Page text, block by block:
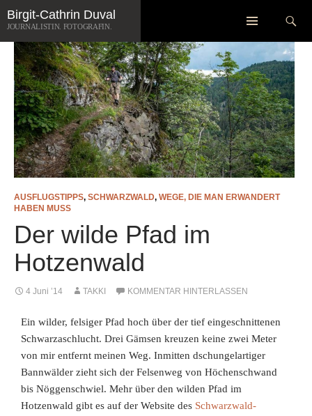
Zum
Inhalt
springen
Suchen
AUSFLUGSTIPPS, SCHWARZWALD, WEGE, DIE MAN ERWANDERT
HABEN MUSS
Der wilde Pfad im
Hotzenwald
4 Juni ’14 TAKKI KOMMENTAR HINTERLASSEN
Ein wilder, felsiger Pfad hoch über der tief eingeschnittenen
Schwarzaschlucht. Drei Gämsen kreuzen keine zwei Meter
von mir entfernt meinen Weg. Inmitten dschungelartiger
Bannwälder zieht sich der Felsenweg von Höchenschwand
bis Nöggenschwiel. Mehr über den wilden Pfad im
Hotzenwald gibt es auf der Website des Schwarzwald-
Birgit-Cathrin Duval
JOURNALISTIN. FOTOGRAFIN.